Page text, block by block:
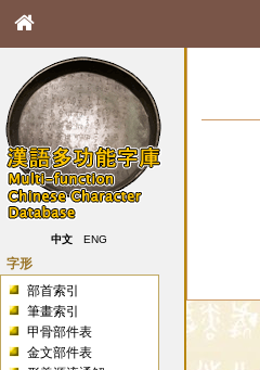
中文 ENG
字形
部首索引
筆畫索引
甲骨部件表
金文部件表